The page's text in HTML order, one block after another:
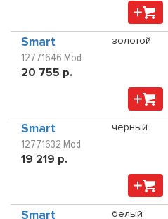
Smart
12771646 Mod
20 755 р.
золотой
Smart
12771632 Mod
19 219 р.
черный
Smart белый